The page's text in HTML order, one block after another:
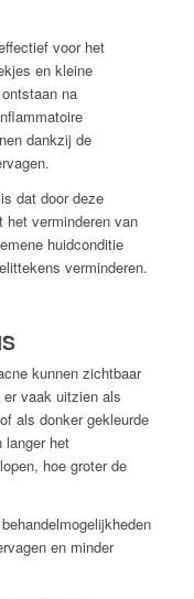
voor het
en kleine
na
dankzij de
dat door deze
het verminderen van
huidconditie
verminderen.
kunnen zichtbaar
vaak uitzien als
als donker gekleurde
langer het
hoe groter de
en minder